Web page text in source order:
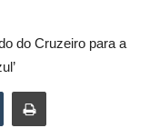
do Cruzeiro para a